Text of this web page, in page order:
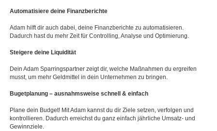
Automatisiere deine Finanzberichte
Adam hilft dir auch dabei, deine Finanzberichte zu automatisieren.
Dadurch hast du mehr Zeit für Controlling, Analyse und Optimierung.
Steigere deine Liquidität
Dein Adam Sparringspartner zeigt dir, welche Maßnahmen du ergreifen
musst, um mehr Geldmittel in dein Unternehmen zu bringen.
Bugetplanung – ausnahmsweise schnell & einfach
Plane dein Budget! Mit Adam kannst du dir Ziele setzen, verfolgen und
kontrollieren. Dadurch erreichst du ganz einfach jährliche Umsatz- und
Gewinnziele.